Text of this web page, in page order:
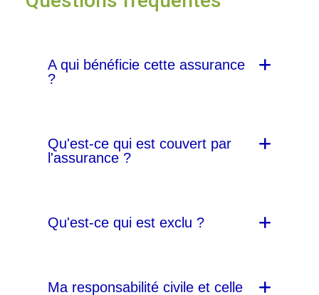
A qui bénéficie cette assurance
?
Qu'est-ce qui est couvert par
l'assurance ?
Qu'est-ce qui est exclu ?
Ma responsabilité civile et celle